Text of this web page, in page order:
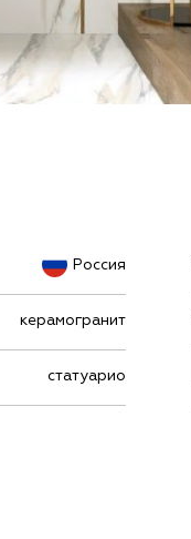
Россия
керамогранит
статуарио